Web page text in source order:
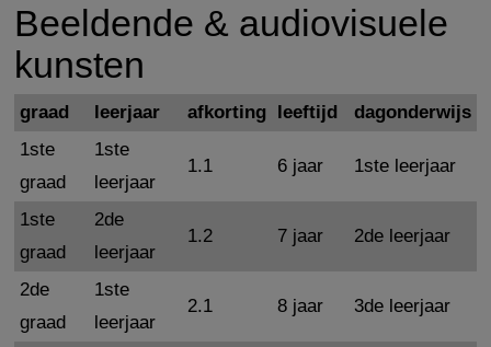
Beeldende & audiovisuele
kunsten
graad leerjaar afkorting leeftijd
dagonderwijs
1ste
graad
1ste
leerjaar
1.1 6 jaar 1ste leerjaar
1ste
graad
2de
leerjaar
1.2 7 jaar 2de leerjaar
2de
graad
1ste
leerjaar
2.1 8 jaar 3de leerjaar